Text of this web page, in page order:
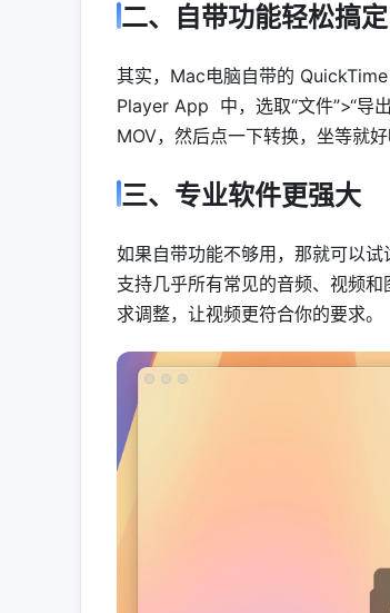
二、自带功能轻松搞定
其实，Mac电脑自带的
Player App 中，选取“文件”>“导
MOV，然后点一下转换，坐等就
三、专业软件更强大
如果自带功能不够用，那就可以
支持几乎所有常见的音频、视频
求调整，让视频更符合你的要求。